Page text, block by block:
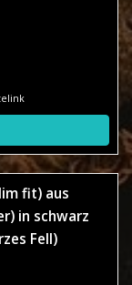
fit) aus
in schwarz
Fell)